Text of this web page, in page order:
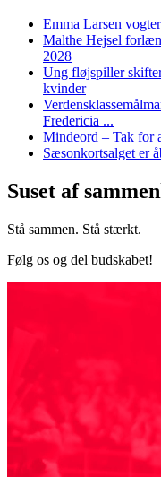
Emma Larsen
Malthe Hejsel
2028
Ung fløjspiller
kvinder
Fredericia ...
Mindeord – Tak for
Sæsonkortsalget er
Suset af
Stå sammen. Stå stærkt.
Følg os og del budskabet!